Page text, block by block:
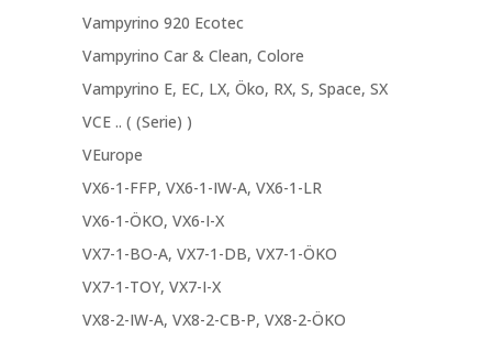
Vampyrino 920 Ecotec
Vampyrino Car & Clean, Colore
Vampyrino E, EC, LX, Öko, RX, S, Space, SX
VCE .. ( (Serie) )
VEurope
VX6-1-FFP, VX6-1-IW-A, VX6-1-LR
VX6-1-ÖKO, VX6-I-X
VX7-1-BO-A, VX7-1-DB, VX7-1-ÖKO
VX7-1-TOY, VX7-I-X
VX8-2-IW-A, VX8-2-CB-P, VX8-2-ÖKO